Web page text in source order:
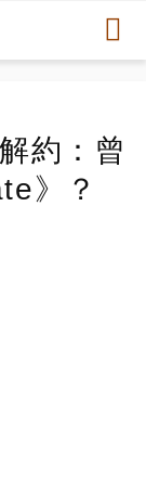
約：曾
》？